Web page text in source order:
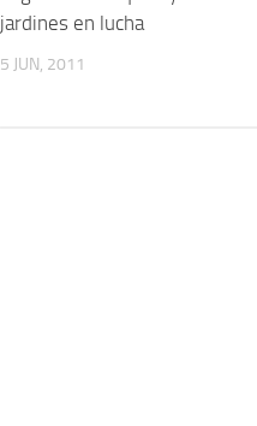
jardines en lucha
5 JUN, 2011